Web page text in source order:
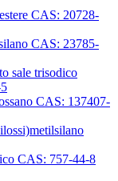
CAS: 20728-
CAS: 23785-
sale trisodico
CAS: 137407-
CAS: 757-44-8